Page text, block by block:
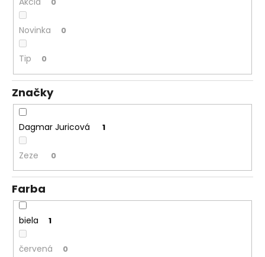
Novinka 0
Tip 0
Značky
Dagmar Juricová 1
Zeze 0
Farba
biela 1
červená 0
a
m